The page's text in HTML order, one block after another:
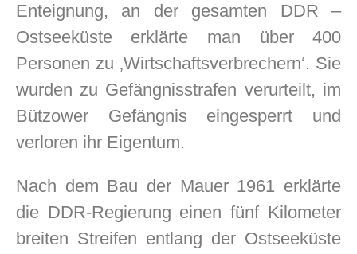
Enteignung, an der gesamten DDR –
Ostseeküste erklärte man über 400
Personen zu ‚Wirtschaftsverbrechern‘. Sie
wurden zu Gefängnisstrafen verurteilt, im
Bützower Gefängnis eingesperrt und
verloren ihr Eigentum.
Nach dem Bau der Mauer 1961 erklärte
die DDR-Regierung einen fünf Kilometer
breiten Streifen entlang der Ostseeküste